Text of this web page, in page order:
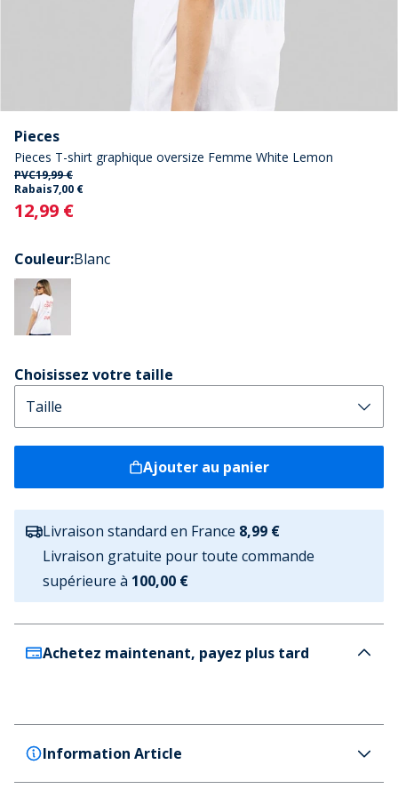
Pieces
Pieces T-shirt graphique oversize Femme White Lemon
PVC19,99 €
Rabais7,00 €
Current
12,99 €
Couleur:Blanc
Choisissez votre taille
Ajouter au panier
Livraison standard en France 8,99 €
Livraison gratuite pour toute commande
supérieure à 100,00 €
Achetez maintenant, payez plus tard
Information Article